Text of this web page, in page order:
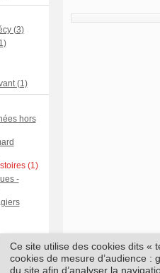
(3)
(1)
hors
(1)
-
Ce site utilise des cookies dits «
cookies de mesure d’audience :
du site afin d’analyser la